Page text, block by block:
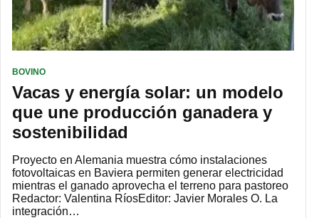
BOVINO
Vacas y energía solar: un modelo
que une producción ganadera y
sostenibilidad
Proyecto en Alemania muestra cómo instalaciones
fotovoltaicas en Baviera permiten generar electricidad
mientras el ganado aprovecha el terreno para pastoreo
Redactor: Valentina RíosEditor: Javier Morales O. La
integración…